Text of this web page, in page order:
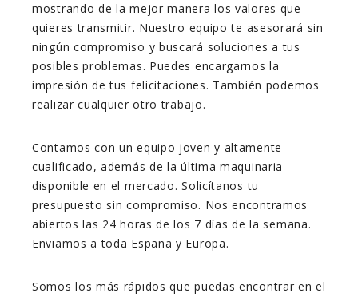
mostrando de la mejor manera los valores que
quieres transmitir. Nuestro equipo te asesorará sin
ningún compromiso y buscará soluciones a tus
posibles problemas. Puedes encargarnos la
impresión de tus felicitaciones. También podemos
realizar cualquier otro trabajo.
Contamos con un equipo joven y altamente
cualificado, además de la última maquinaria
disponible en el mercado. Solicítanos tu
presupuesto sin compromiso. Nos encontramos
abiertos las 24 horas de los 7 días de la semana.
Enviamos a toda España y Europa.
Somos los más rápidos que puedas encontrar en el